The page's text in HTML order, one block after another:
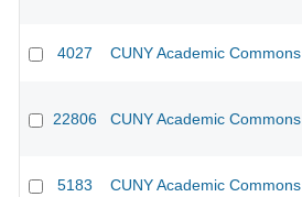
4027 CUNY Academic Commons
22806 CUNY Academic Commons
5183 CUNY Academic Commons